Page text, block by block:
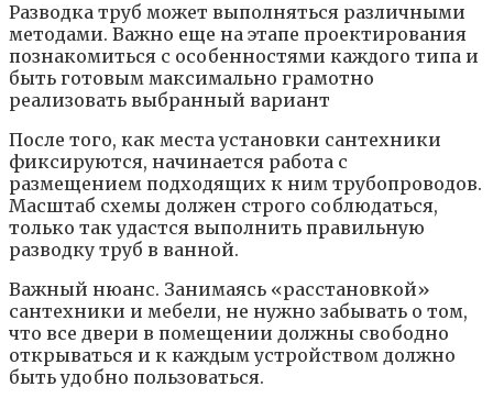
Разводка труб может выполняться различными
методами. Важно еще на этапе проектирования
познакомиться с особенностями каждого типа и
быть готовым максимально грамотно
реализовать выбранный вариант
После того, как места установки сантехники
фиксируются, начинается работа с
размещением подходящих к ним трубопроводов.
Масштаб схемы должен строго соблюдаться,
только так удастся выполнить правильную
разводку труб в ванной.
Важный нюанс. Занимаясь «расстановкой»
сантехники и мебели, не нужно забывать о том,
что все двери в помещении должны свободно
открываться и к каждым устройством должно
быть удобно пользоваться.